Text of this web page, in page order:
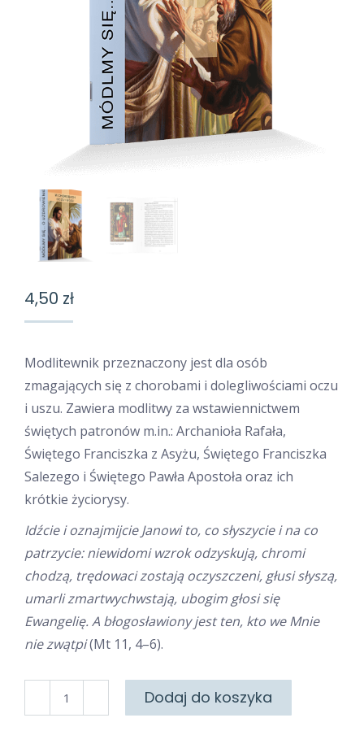
4,50 zł
Modlitewnik przeznaczony jest dla osób
zmagających się z chorobami i dolegliwościami oczu
i uszu. Zawiera modlitwy za wstawiennictwem
świętych patronów m.in.: Archanioła Rafała,
Świętego Franciszka z Asyżu, Świętego Franciszka
Salezego i Świętego Pawła Apostoła oraz ich
krótkie życiorysy.
Idźcie i oznajmijcie Janowi to, co słyszycie i na co
patrzycie: niewidomi wzrok odzyskują, chromi
chodzą, trędowaci zostają oczyszczeni, głusi słyszą,
umarli zmartwychwstają, ubogim głosi się
Ewangelię. A błogosławiony jest ten, kto we Mnie
nie zwątpi(Mt 11, 4–6).
w
Dodaj do koszyka